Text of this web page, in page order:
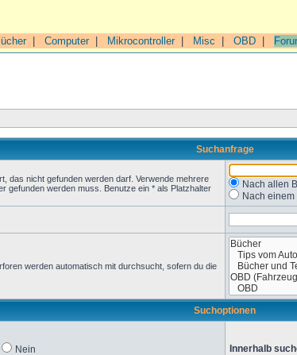
| Computer| Mikrocontroller| Misc OBD
Suchanfrage
das nicht gefunden werden darf. Verwende mehrere
gefunden werden muss. Benutze ein * als Platzhalter
Nach allen
Nach einem
werden automatisch mit durchsucht, sofern du die
Suchoptionen
Nein Innerhalb